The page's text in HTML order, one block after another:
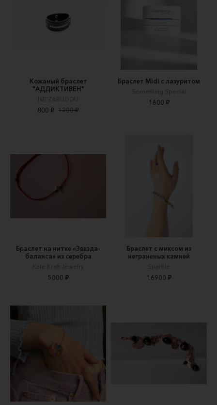
Кожаный браслет
"АДДИКТИВЕН"
NE'ZABUDDU
800 ₽ 1200 ₽
Браслет Midi с лазуритом
Something Special
1600 ₽
Браслет на нитке «Звезда-
баланса» из серебра
Kate Kraft Jewelry
5000 ₽
Браслет с миксом из
неграненых камней
Sparkle
16900 ₽